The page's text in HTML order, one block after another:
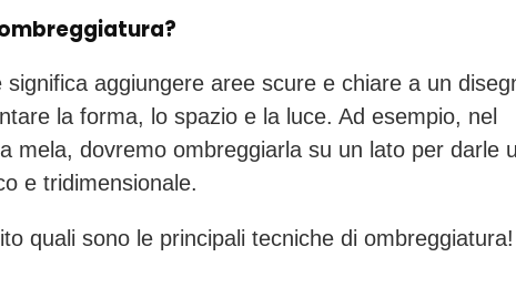
significa aggiungere aree scure e chiare a un
la forma, lo spazio e la luce. Ad esempio, nel
mela, dovremo ombreggiarla su un lato per darle
e tridimensionale.
quali sono le principali tecniche di ombreggiatura!